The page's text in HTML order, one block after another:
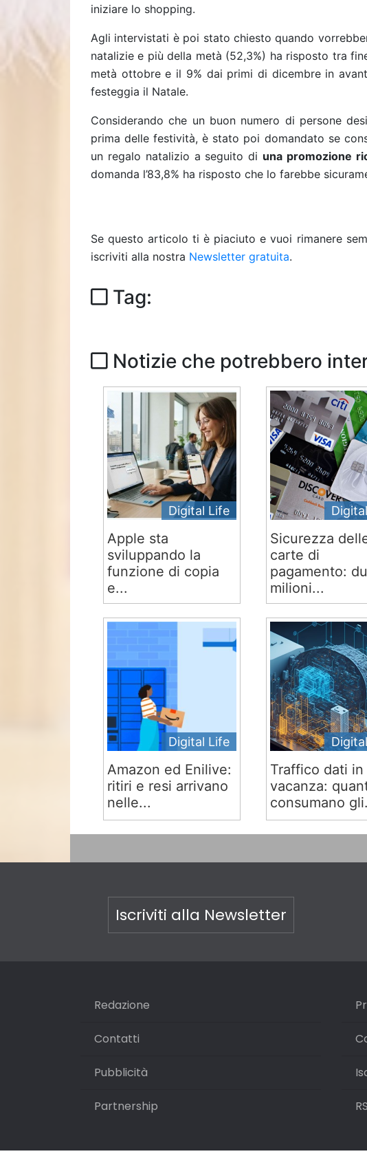
iniziare lo shopping.
Agli intervistati è poi stato chiesto quando
natalizie e più della metà (52,3%) ha risposto tra
metà ottobre e il 9% dai primi di dicembre in
festeggia il Natale.
Considerando che un buon numero di persone
prima delle festività, è stato poi domandato se
un regalo natalizio a seguito di una promozione
domanda l’83,8% ha risposto che lo farebbe
Se questo articolo ti è piaciuto e vuoi rimanere
iscriviti alla nostra Newsletter gratuita.
Tag:
Notizie che potrebbero
Digital Life
Apple sta
sviluppando la
funzione di copia
e...
Sicurezza
carte di
pagamento:
milioni...
Digital Life
Amazon ed Enilive:
ritiri e resi arrivano
nelle...
Traffico dati in
vacanza:
consumano
Iscriviti alla Newsletter
Redazione
Contatti
Pubblicità
Partnership